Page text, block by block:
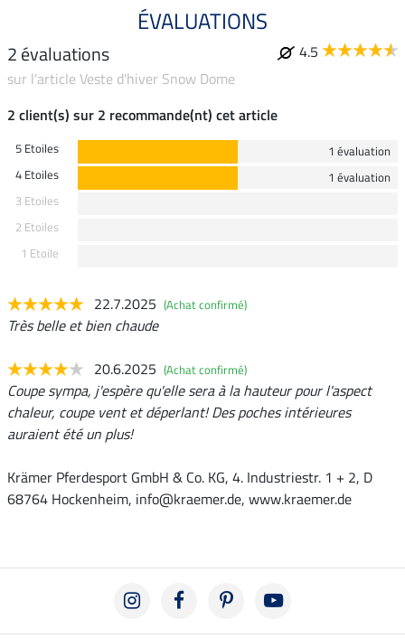
ÉVALUATIONS
2 évaluations
4.5
sur l'article Veste d'hiver Snow Dome
2 client(s) sur 2 recommande(nt) cet article
5 Etoiles
1 évaluation
4 Etoiles
1 évaluation
3 Etoiles
2 Etoiles
1 Etoile
22.7.2025 (Achat confirmé)
Très belle et bien chaude
20.6.2025 (Achat confirmé)
Coupe sympa, j'espère qu'elle sera à la hauteur pour l'aspect
chaleur, coupe vent et déperlant! Des poches intérieures
auraient été un plus!
Krämer Pferdesport GmbH & Co. KG, 4. Industriestr. 1 + 2, D
68764 Hockenheim, info@kraemer.de, www.kraemer.de